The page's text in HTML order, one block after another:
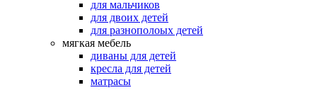
для мальчиков
для двоих детей
для разнополоых детей
мягкая мебель
диваны для детей
кресла для детей
матрасы